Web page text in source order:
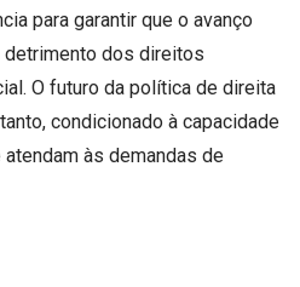
para garantir que o avanço
detrimento dos direitos
O futuro da política de direita
condicionado à capacidade
às demandas de